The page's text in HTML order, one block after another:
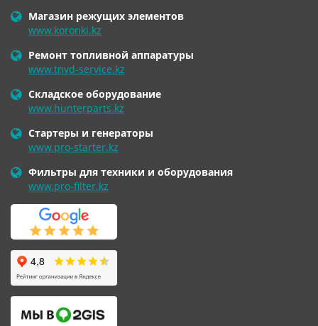
Магазин режущих элементов
www.koronki.kz
Ремонт топливной аппаратуры
www.tnvd-service.kz
Складское оборудование
www.hunterparts.kz
Стартеры и генераторы
www.pro-starter.kz
Фильтры для техники и оборудования
www.pro-filter.kz